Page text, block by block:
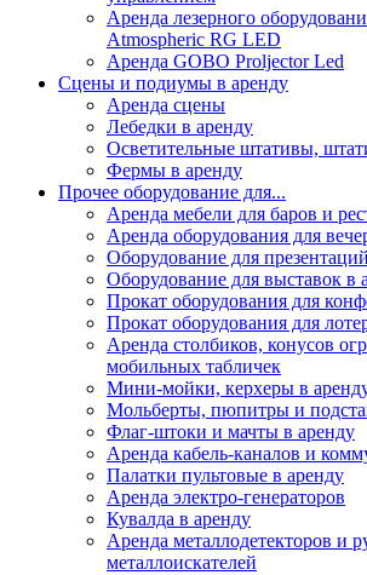
Аренда лезерного
Atmospheric RG LED
Аренда GOBO Proljector Led
Сцены и подиумы в аренду
Аренда сцены
Лебедки в аренду
Осветительные штативы,
Фермы в аренду
Прочее оборудование для...
Аренда мебели для баров и
Аренда оборудования для
Оборудование для
Оборудование для выставок в
Прокат оборудования для
Прокат оборудования для
Аренда столбиков, конусов
мобильных табличек
Мини-мойки, керхеры в
Мольберты, пюпитры и
Флаг-штоки и мачты в аренду
Аренда кабель-каналов и
Палатки пультовые в аренду
Аренда электро-генераторов
Кувалда в аренду
Аренда металлодетекторов и
металлоискателей